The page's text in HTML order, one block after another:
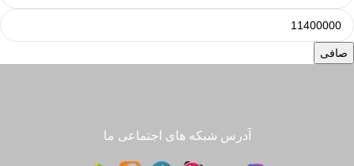
صافی
آدرس شبکه های اجتماعی ما